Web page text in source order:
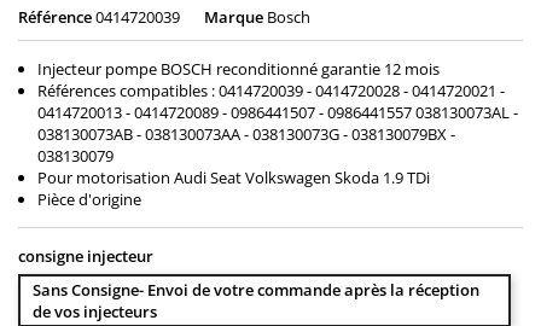
Référence0414720039 Marque Bosch
Injecteur pompe BOSCH reconditionné garantie 12 mois
Références compatibles : 0414720039 - 0414720028 - 0414720021 -
0414720013 - 0414720089 - 0986441507 - 0986441557 038130073AL -
038130073AB - 038130073AA - 038130073G - 038130079BX -
038130079
Pour motorisation Audi Seat Volkswagen Skoda 1.9 TDi
Pièce d'origine
consigne injecteur
Sans Consigne- Envoi de votre commande après la réception
de vos injecteurs